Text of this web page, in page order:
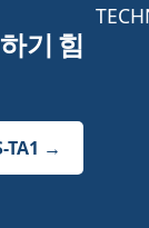
기 힘
TA1 →